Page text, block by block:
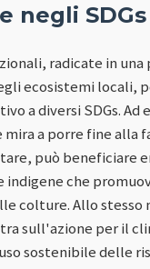
negli SDGs
radicate in una
ecosistemi locali,
a diversi SDGs. Ad
a porre fine alla
può beneficiare
indigene che
colture. Allo
sull'azione per il
sostenibile delle